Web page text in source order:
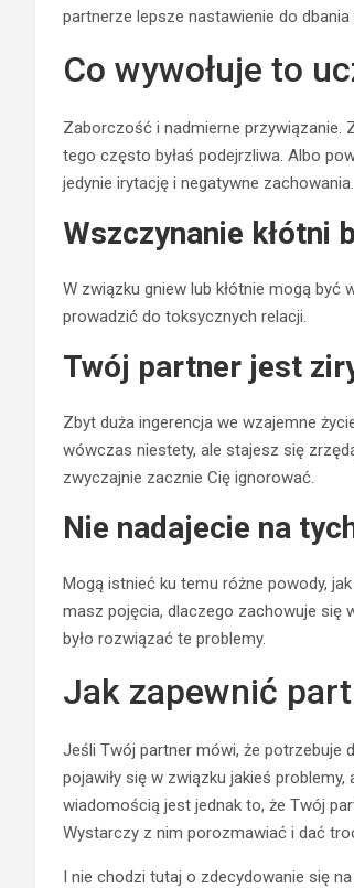
partnerze lepsze nastawienie do dbania
Co wywołuje to
Zaborczość i nadmierne przywiązanie.
tego często byłaś podejrzliwa. Albo
jedynie irytację i negatywne zachowania.
Wszczynanie kłótni
W związku gniew lub kłótnie mogą
prowadzić do toksycznych relacji.
Twój partner jest
Zbyt duża ingerencja we wzajemne
wówczas niestety, ale stajesz się
zwyczajnie zacznie Cię ignorować.
Nie nadajecie na
Mogą istnieć ku temu różne powody,
masz pojęcia, dlaczego zachowuje się
było rozwiązać te problemy.
Jak zapewnić
Jeśli Twój partner mówi, że potrzebuje
pojawiły się w związku jakieś
wiadomością jest jednak to, że Twój
Wystarczy z nim porozmawiać i dać
I nie chodzi tutaj o zdecydowanie się